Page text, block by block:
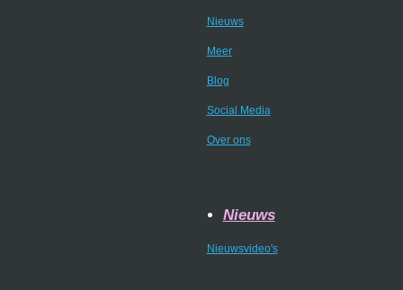
Nieuws
Meer
Blog
Social Media
Over ons
Nieuws
Nieuwsvideo's